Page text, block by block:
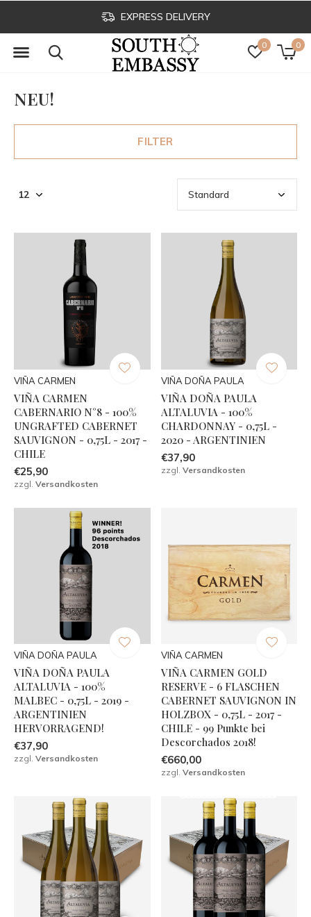
0 0
EXPRESS DELIVERY
NEU!
FILTER
VIÑA CARMEN
VIÑA CARMEN
CABERNARIO N°8 - 100%
UNGRAFTED CABERNET
SAUVIGNON - 0,75L - 2017 -
CHILE
€25,90
zzgl. Versandkosten
VIÑA DOÑA PAULA
VIÑA DOÑA PAULA
ALTALUVIA - 100%
CHARDONNAY - 0,75L -
2020 - ARGENTINIEN
€37,90
zzgl. Versandkosten
VIÑA DOÑA PAULA
VIÑA DOÑA PAULA
ALTALUVIA - 100%
MALBEC - 0,75L - 2019 -
ARGENTINIEN
HERVORRAGEND!
€37,90
zzgl. Versandkosten
VIÑA CARMEN
VIÑA CARMEN GOLD
RESERVE - 6 FLASCHEN
CABERNET SAUVIGNON IN
HOLZBOX - 0,75L - 2017 -
CHILE - 99 Punkte bei
Descorchados 2018!
€660,00
zzgl. Versandkosten